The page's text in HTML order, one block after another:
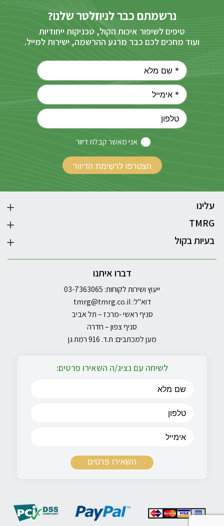
נרשמתם כבר לניוזלטר שלנו?
טיפים לשיפור איכות הקול, טכניקות ייחודיות
ועוד מחכים לכם כבר מרגע ההרשמה, ישירות למייל.
אני מאשר קבלת דיוור
עלינו
TMRG
בעיות בקול
דברו איתנו
ייעוץ ושירות לקוחות: 03-7363065
דוא"ל: tmrg@tmrg.co.il
סניף ראשי -מרכז – תל אביב
סניף צפון – חדרה
מען למכתבים: ת.ד. 916 רמת גן
לשיחה עם נציג/ה השאירו פרטים: